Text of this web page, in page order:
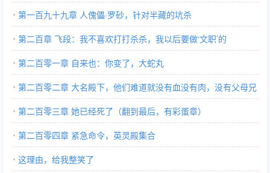
第一百九十九章 人傀儡·罗砂，针对半藏的坑杀
第二百章 飞段：我不喜欢打打杀杀，我以后要做‘文职’的
第二百零一章 自来也：你变了，大蛇丸
第二百零二章 大名殿下，他们难道就没有血没有肉，没有父母兄
弟吗？
第二百零三章 她已经死了（翻到最后，有彩蛋章）
第二百零四章 紧急命令，英灵殿集合
这理由，给我整笑了